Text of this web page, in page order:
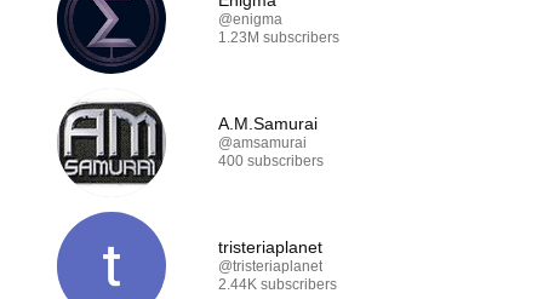
@enigma
1.23M subscribers
A.M.Samurai
@amsamurai
400 subscribers
tristeriaplanet
@tristeriaplanet
2.44K subscribers